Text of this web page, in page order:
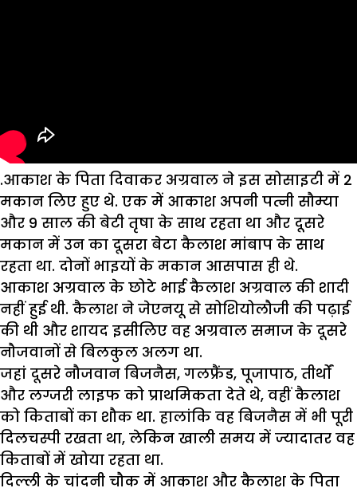
.आकाश के पिता दिवाकर अग्रवाल ने इस सोसाइटी में 2
मकान लिए हुए थे. एक में आकाश अपनी पत्नी सौम्या
और 9 साल की बेटी तृषा के साथ रहता था और दूसरे
मकान में उन का दूसरा बेटा कैलाश मांबाप के साथ
रहता था. दोनों भाइयों के मकान आसपास ही थे.
आकाश अग्रवाल के छोटे भाई कैलाश अग्रवाल की शादी
नहीं हुई थी. कैलाश ने जेएनयू से सोशियोलौजी की पढ़ाई
की थी और शायद इसीलिए वह अग्रवाल समाज के दूसरे
नौजवानों से बिलकुल अलग था.
जहां दूसरे नौजवान बिजनैस, गलफ्रैंड, पूजापाठ, तीर्थों
और लग्जरी लाइफ को प्राथमिकता देते थे, वहीं कैलाश
को किताबों का शौक था. हालांकि वह बिजनैस में भी पूरी
दिलचस्पी रखता था, लेकिन खाली समय में ज्यादातर वह
किताबों में खोया रहता था.
दिल्ली के चांदनी चौक में आकाश और कैलाश के पिता